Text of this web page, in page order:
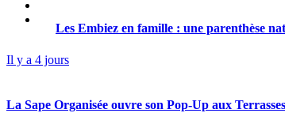
Les Embiez en famille : une parenthèse
Il y a 4 jours
La Sape Organisée ouvre son Pop-Up aux